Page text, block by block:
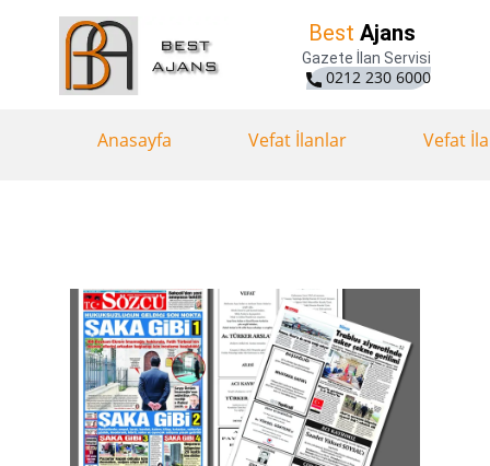
Best Ajans
Gazete İlan Servisi
0212 230 6000
Anasayfa Vefat İlanlar Vefat